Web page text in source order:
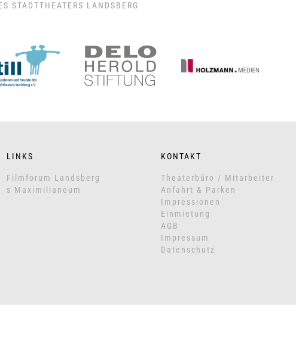
STADTTHEATERS LANDSBERG
LINKS
Filmforum Landsberg
s Maximilianeum
KONTAKT
Theaterbüro / Mitarbeiter
Anfahrt & Parken
Impressionen
Einmietung
AGB
Impressum
Datenschutz